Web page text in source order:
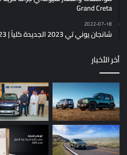
Grand Creta
2022-07-18
شانجان يوني تي 2023 الجديدة كلياً | Changan UNI-T 2023
أخر الأخبار